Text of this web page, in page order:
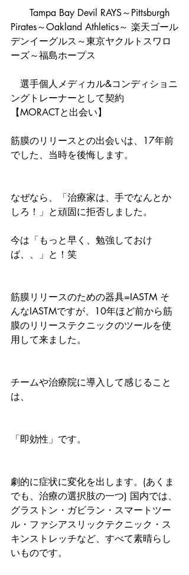
Tampa Bay Devil RAYS～Pittsburgh
Pirates～Oakland Athletics～ 楽天ゴール
デンイーグルス～東京ヤクルトスワロ
ーズ～福島ホープス
選手個人メディカル&コンディショニ
ングトレーナーとして契約
【MORACTと出会い】
筋膜のリリースとの出会いは、17年前
でした、当時を後悔します。
なぜなら、「治療家は、手でなんとか
しろ！」と頑固に拒否しました。
今は「もっと早く、勉強しておけ
ば、、」と！笑
筋膜リリースのための器具=IASTM そ
んなIASTMですが、10年ほど前から筋
膜のリリーステクニックのツールを使
用して来ました。
チームや治療院に導入して感じること
は、
「即効性」です。
劇的に症状に変化を出します。(あくま
でも、治療の選択肢の一つ) 国内では、
グラストン・ガビラン・スマートツー
ル・ファシアスリックテクニック・ス
キンストレッチなど、すべて素晴らし
いものです。